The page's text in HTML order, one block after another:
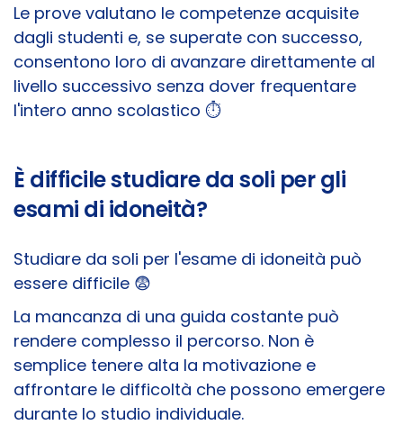
Le prove valutano le competenze acquisite
dagli studenti e, se superate con successo,
consentono loro di avanzare direttamente al
livello successivo senza dover frequentare
l'intero anno scolastico ⏱️
È difficile studiare da soli per gli
esami di idoneità?
Studiare da soli per l'esame di idoneità può
essere difficile 😨
La mancanza di una guida costante può
rendere complesso il percorso. Non è
semplice tenere alta la motivazione e
affrontare le difficoltà che possono emergere
durante lo studio individuale.